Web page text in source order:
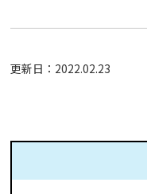
更新日： 2022.02.23